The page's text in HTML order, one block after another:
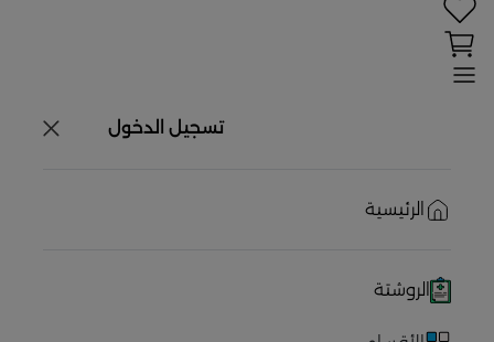
تسجيل الدخول
الرئيسية
الروشتة